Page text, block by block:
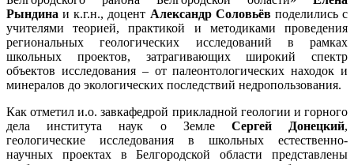
Рындинаи к.г.н., доцент Александр Соловьёвподелились с
учителями теорией, практикой и методиками проведения
региональных геологических исследований в рамках
школьных проектов, затрагивающих широкий спектр
объектов исследования – от палеонтологических находок и
минералов до экологических последствий недропользования.
Как отметил и.о. завкафедрой прикладной геологии и горного
дела института наук о Земле Сергей Донецкий,
геологические исследования в школьных естественно-
научных проектах в Белгородской области представлены